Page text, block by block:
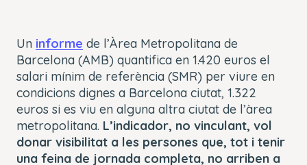
Un informe de l’Àrea Metropolitana de
Barcelona (AMB) quantifica en 1.420 euros el
salari mínim de referència (SMR) per viure en
condicions dignes a Barcelona ciutat, 1.322
euros si es viu en alguna altra ciutat de l’àrea
metropolitana. L’indicador, no vinculant, vol
donar visibilitat a les persones que, tot i tenir
una feina de jornada completa, no arriben a